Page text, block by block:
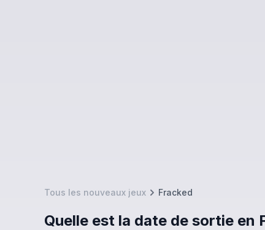
Tous les nouveaux jeux Fracked
Quelle est la date de sortie en